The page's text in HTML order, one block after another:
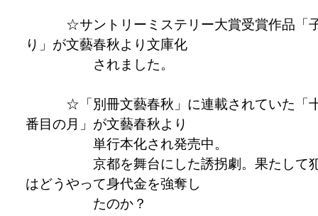
☆サントリーミステリー大賞受賞作品「
り」が文藝春秋より文庫化
されました。
☆「別冊文藝春秋」に連載されていた「
番目の月」が文藝春秋より
単行本化され発売中。
京都を舞台にした誘拐劇。果たして
はどうやって身代金を強奪し
たのか？